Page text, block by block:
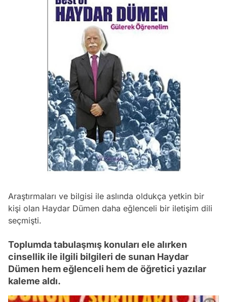
Araştırmaları ve bilgisi ile aslında oldukça yetkin bir
kişi olan Haydar Dümen daha eğlenceli bir iletişim dili
seçmişti.
Toplumda tabulaşmış konuları ele alırken
cinsellik ile ilgili bilgileri de sunan Haydar
Dümen hem eğlenceli hem de öğretici yazılar
kaleme aldı.